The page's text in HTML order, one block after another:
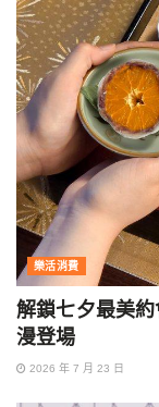
樂活消費
解鎖七夕最美
漫登場
2026 年 7 月 23 日